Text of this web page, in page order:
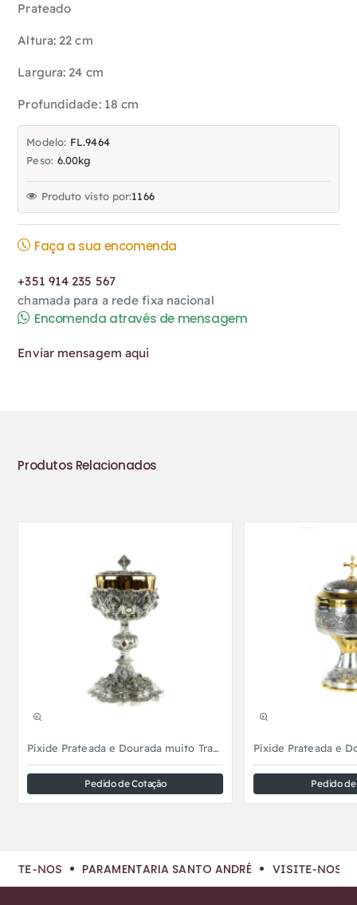
Prateado
Altura: 22 cm
Largura: 24 cm
Profundidade: 18 cm
Modelo: FL.9464
Peso: 6.00kg
Produto visto por:1166
Faça a sua encomenda
+351 914 235 567
chamada para a rede fixa nacional
Encomenda através de mensagem
Enviar mensagem aqui
Produtos Relacionados
NOVIDADEPíxide Prateada e Dourada muito Trabalhada
Pedido de Cotação Pedido de
NOS PARAMENTARIA SANTO ANDRÉ VISITE-NOS